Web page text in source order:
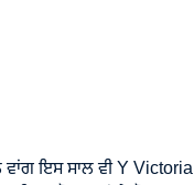
ਇਸ ਸਾਲ ਵੀ Y